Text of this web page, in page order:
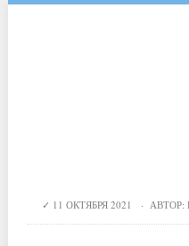
11 ОКТЯБРЯ 2021 · АВТОР: